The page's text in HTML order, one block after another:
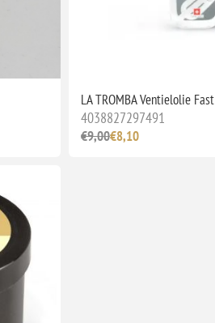
LA TROMBA Ventielolie Fast
4038827297491
€9,00€8,10